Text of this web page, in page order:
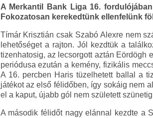
A Merkantil Bank Liga 16.
Fokozatosan kerekedtünk ellenfelünk
Tímár Krisztián csak Szabó Alexre nem
lehetőséget a rajton. Jól kezdtük a
tizenhatosig, az lecsorgott aztán Eördögh
periódusa ezután a kemény, fizikális
A 16. percben Haris tüzelhetett ballal a
játékot az első félidőben, így sokáig nem
el a kaput, újabb gól nem született
A második félidőt nagy elánnal kezdte a